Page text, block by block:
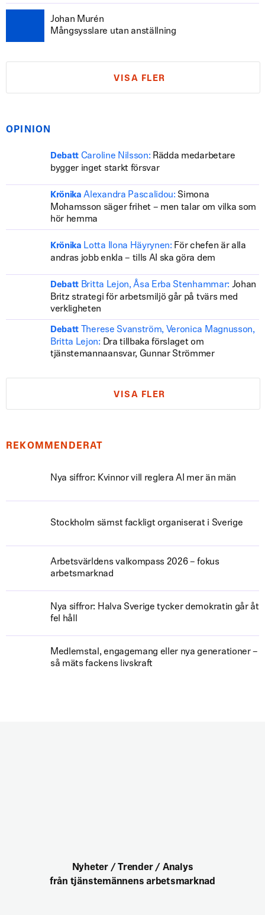
Johan Murén
Mångsysslare utan anställning
VISA FLER
OPINION
Debatt Caroline Nilsson: Rädda medarbetare
bygger inget starkt försvar
Krönika Alexandra Pascalidou: Simona
Mohamsson säger frihet – men talar om vilka som
hör hemma
Krönika Lotta Ilona Häyrynen: För chefen är alla
andras jobb enkla – tills AI ska göra dem
Debatt Britta Lejon, Åsa Erba Stenhammar: Johan
Britz strategi för arbetsmiljö går på tvärs med
verkligheten
Debatt
Therese Svanström, Veronica Magnusson,
Britta Lejon: Dra tillbaka förslaget om
tjänstemannaansvar, Gunnar Strömmer
VISA FLER
REKOMMENDERAT
Nya siffror: Kvinnor vill reglera AI mer än män
Stockholm sämst fackligt organiserat i Sverige
Arbetsvärldens valkompass 2026 – fokus
arbetsmarknad
Nya siffror: Halva Sverige tycker demokratin går åt
fel håll
Medlemstal, engagemang eller nya generationer –
så mäts fackens livskraft
Nyheter / Trender / Analys
från tjänstemännens arbetsmarknad